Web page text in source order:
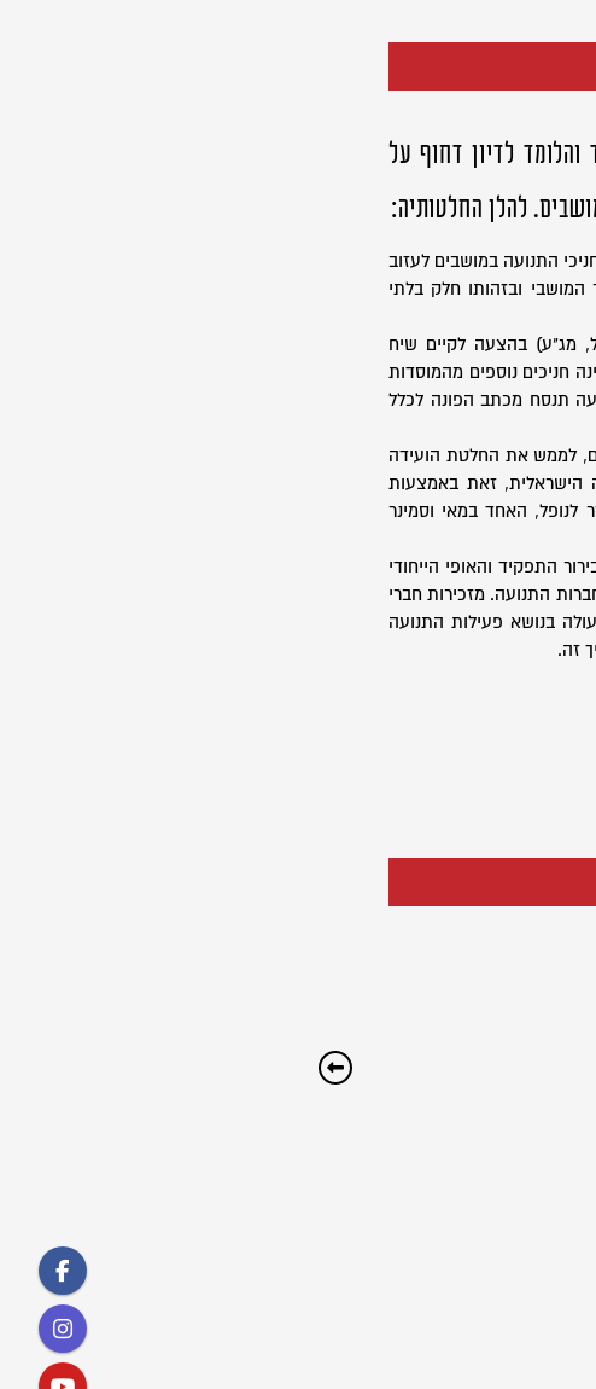
העובד והלומד לדיון דחוף על
להלן החלטותיה:
התנועה במושבים לעזוב
המושבי ובזהותו חלק בלתי
מג"ע) בהצעה לקיים שיח
חניכים נוספים מהמוסדות
תנסח מכתב הפונה לכלל
לממש את החלטת הועידה
הישראלית, זאת באמצעות
האחד במאי וסמינר
התפקיד והאופי הייחודי
התנועה. מזכירות חברי
בנושא פעילות התנועה
זה.